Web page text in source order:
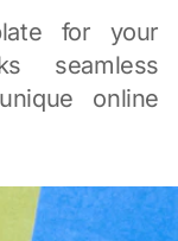
for your
seamless
online